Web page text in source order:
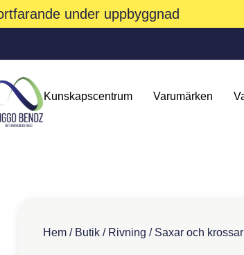
under uppbyggnad
Kunskapscentrum Varumärken
Hem / Butik / Rivning / Saxar och krossar